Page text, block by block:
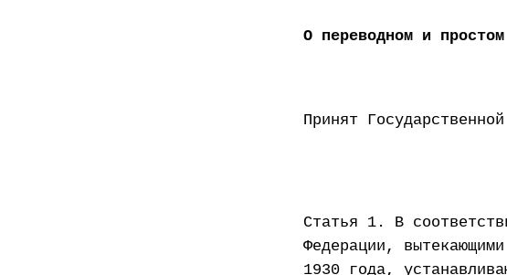
О переводном и
Принят
21
Статья 1. В
Федерации,
1930 года,